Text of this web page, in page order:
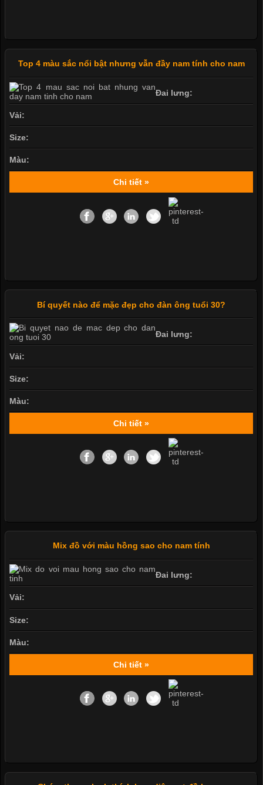
Top 4 màu sắc nổi bật nhưng vẫn đầy nam tính cho nam
Đai lưng:
Vải:
Size:
Màu:
Chi tiết »
Bí quyết nào để mặc đẹp cho đàn ông tuổi 30?
Đai lưng:
Vải:
Size:
Màu:
Chi tiết »
Mix đồ với màu hồng sao cho nam tính
Đai lưng:
Vải:
Size:
Màu:
Chi tiết »